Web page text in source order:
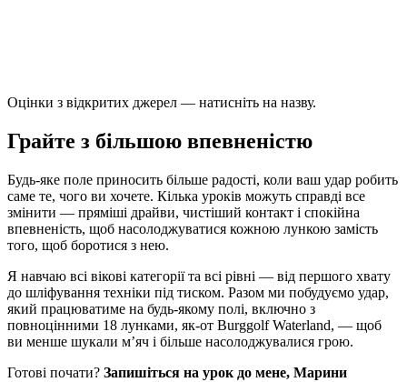
Оцінки з відкритих джерел — натисніть на назву.
Грайте з більшою впевненістю
Будь-яке поле приносить більше радості, коли ваш удар робить
саме те, чого ви хочете. Кілька уроків можуть справді все
змінити — пряміші драйви, чистіший контакт і спокійна
впевненість, щоб насолоджуватися кожною лункою замість
того, щоб боротися з нею.
Я навчаю всі вікові категорії та всі рівні — від першого хвату
до шліфування техніки під тиском. Разом ми побудуємо удар,
який працюватиме на будь-якому полі, включно з
повноцінними 18 лунками, як-от Burggolf Waterland, — щоб
ви менше шукали м’яч і більше насолоджувалися грою.
Готові почати? Запишіться на урок до мене, Марини